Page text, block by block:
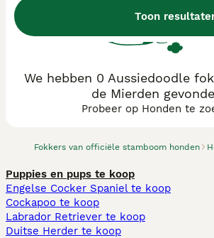
Toon
Fokkers van officiële stamboom honden
We hebben 0 Aussiedoodle
de Mierden
Probeer op Honden te
Puppies en pups te koop
Engelse Cocker Spaniel te koop
Cockapoo te koop
Labrador Retriever te koop
Duitse Herder te koop